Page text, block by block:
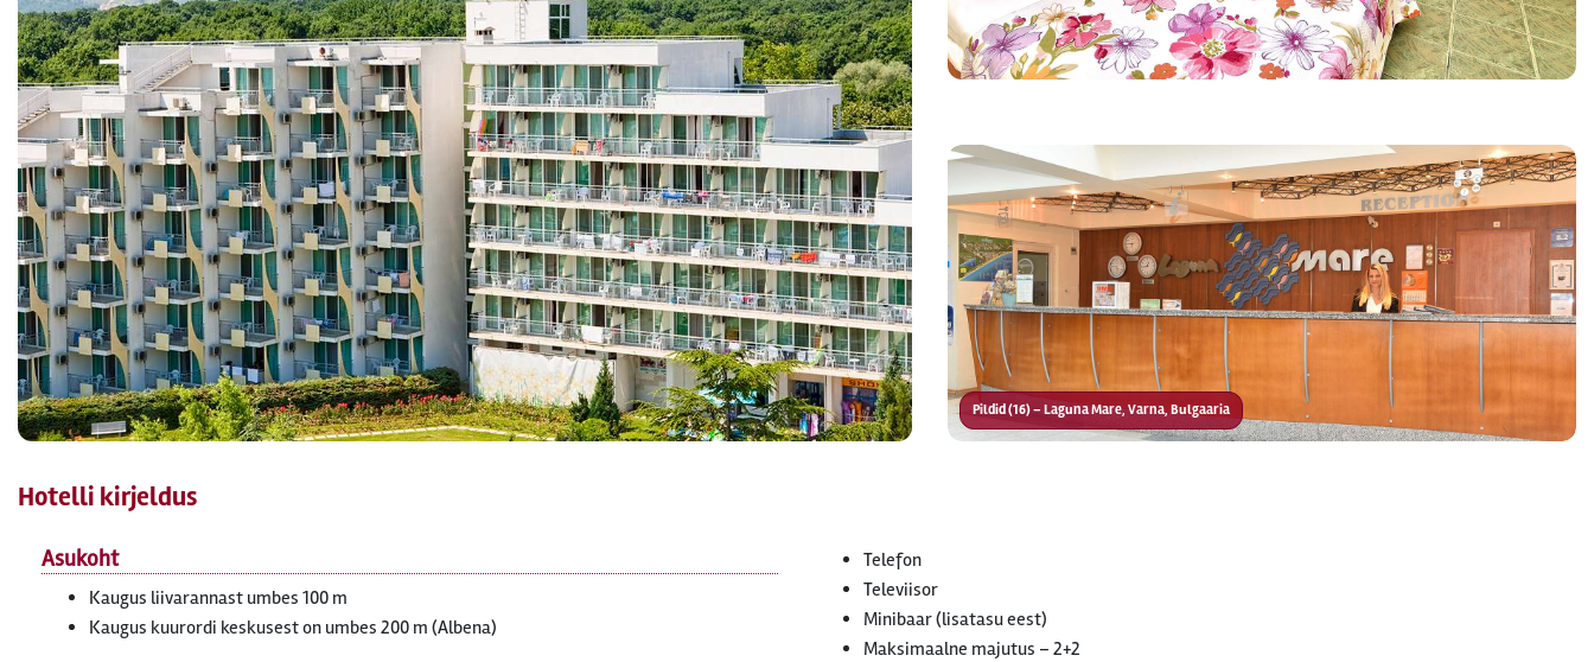
Pildid (16) – Laguna Mare, Varna, Bulgaaria
Hotelli kirjeldus
Asukoht
Kaugus liivarannast umbes 100 m
Kaugus kuurordi keskusest on umbes 200 m (Albena)
Telefon
Televiisor
Minibaar (lisatasu eest)
Maksimaalne majutus – 2+2